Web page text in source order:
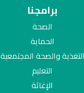
برامجنا
الصحة
الحماية
التغذية والصحة المجتمعية
التعليم
الإغاثة